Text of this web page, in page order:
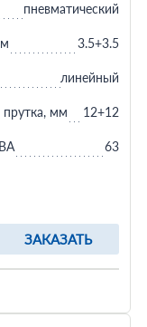
ЗАКАЗАТЬ
пневматический
3.5+3.5
линейный
мм 12+12
63